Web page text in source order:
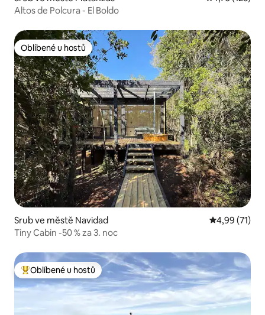
Altos de Polcura - El Boldo
Oblíbené u hostů
Oblíbené u hostů
Srub ve městě Navidad Průměrné
4,99 (71)
Tiny Cabin -50 % za 3. noc
Nejlepší v kategorii Oblíbené u hostů
Oblíbené u hostů